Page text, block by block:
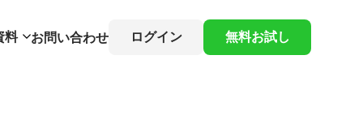
料 お問い合わせ ログイン 無料お試し